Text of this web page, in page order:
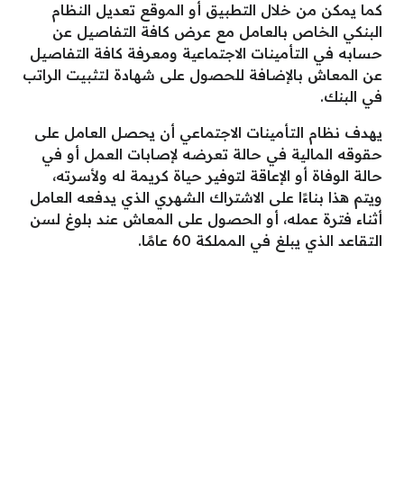
كما يمكن من خلال التطبيق أو الموقع تعديل النظام
البنكي الخاص بالعامل مع عرض كافة التفاصيل عن
حسابه في التأمينات الاجتماعية ومعرفة كافة التفاصيل
عن المعاش بالإضافة للحصول على شهادة لتثبيت الراتب
في البنك.
يهدف نظام التأمينات الاجتماعي أن يحصل العامل على
حقوقه المالية في حالة تعرضه لإصابات العمل أو في
حالة الوفاة أو الإعاقة لتوفير حياة كريمة له ولأسرته،
ويتم هذا بناءًا على الاشتراك الشهري الذي يدفعه العامل
أثناء فترة عمله، أو الحصول على المعاش عند بلوغ لسن
التقاعد الذي يبلغ في المملكة 60 عامًا.